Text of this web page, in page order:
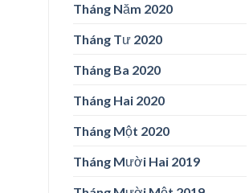
Tháng Năm 2020
Tháng Tư 2020
Tháng Ba 2020
Tháng Hai 2020
Tháng Một 2020
Tháng Mười Hai 2019